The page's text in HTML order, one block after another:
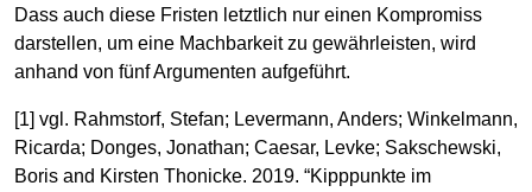
Dass auch diese Fristen letztlich nur einen Kompromiss
darstellen, um eine Machbarkeit zu gewährleisten, wird
anhand von fünf Argumenten aufgeführt.
[1] vgl. Rahmstorf, Stefan; Levermann, Anders; Winkelmann,
Ricarda; Donges, Jonathan; Caesar, Levke; Sakschewski,
Boris and Kirsten Thonicke. 2019. “Kipppunkte im